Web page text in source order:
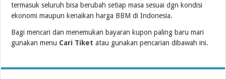
termasuk seluruh bisa berubah setiap masa sesuai dgn kondisi
ekonomi maupun kenaikan harga BBM di Indonesia.
Bagi mencari dan menemukan bayaran kupon paling baru mari
gunakan menu Cari Tiket atau gunakan pencarian dibawah ini.